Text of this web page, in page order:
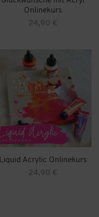
Onlinekurs
24,90 €
Liquid Acrylic Onlinekurs
24,90 €